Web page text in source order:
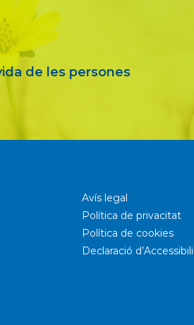
de les persones
Avís legal
Política de privacitat
Política de cookies
Declaració